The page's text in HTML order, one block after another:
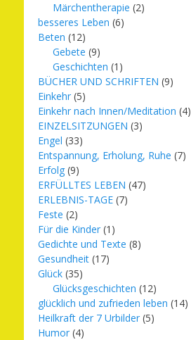
Märchentherapie (2)
besseres Leben (6)
Beten (12)
Gebete (9)
Geschichten (1)
BÜCHER UND SCHRIFTEN (9)
Einkehr (5)
Einkehr nach Innen/Meditation (4)
EINZELSITZUNGEN (3)
Engel (33)
Entspannung, Erholung, Ruhe (7)
Erfolg (9)
ERFÜLLTES LEBEN (47)
ERLEBNIS-TAGE (7)
Feste (2)
Für die Kinder (1)
Gedichte und Texte (8)
Gesundheit (17)
Glück (35)
Glücksgeschichten (12)
glücklich und zufrieden leben (14)
Heilkraft der 7 Urbilder (5)
Humor (4)